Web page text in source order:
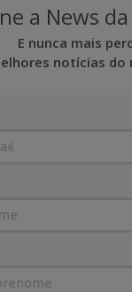
a News da
E nunca mais
notícias do